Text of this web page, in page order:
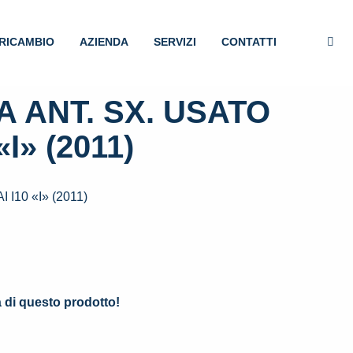
AZIENDA SERVIZI CONTATTI
ANT. SX. USATO
(2011)
I10 «I» (2011)
di questo prodotto!